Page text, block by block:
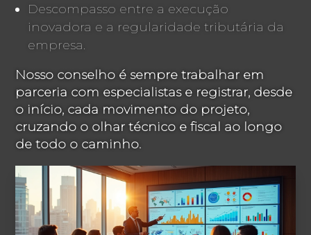
Descompasso entre a execução
inovadora e a regularidade tributária da
empresa.
Nosso conselho é sempre trabalhar em
parceria com especialistas e registrar, desde
o início, cada movimento do projeto,
cruzando o olhar técnico e fiscal ao longo
de todo o caminho.